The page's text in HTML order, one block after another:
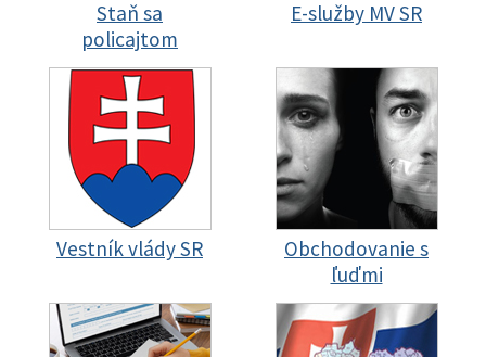
Staň sa
policajtom
E-služby MV SR
Vestník vlády SR
Obchodovanie s
ľuďmi